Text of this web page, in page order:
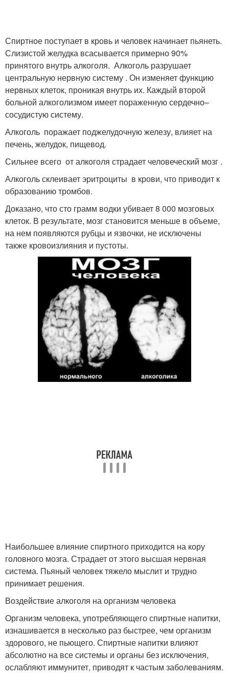
Спиртное поступает в кровь и человек начинает пьянеть.
Слизистой желудка всасывается примерно 90%
принятого внутрь алкоголя. Алкоголь разрушает
центральную нервную систему . Он изменяет функцию
нервных клеток, проникая внутрь их. Каждый второй
больной алкоголизмом имеет пораженную сердечно–
сосудистую систему.
Алкоголь поражает поджелудочную железу, влияет на
печень, желудок, пищевод.
Сильнее всего от алкоголя страдает человеческий мозг .
Алкоголь склеивает эритроциты в крови, что приводит к
образованию тромбов.
Доказано, что сто грамм водки убивает 8 000 мозговых
клеток. В результате, мозг становится меньше в объеме,
на нем появляются рубцы и язвочки, не исключены
также кровоизлияния и пустоты.
Наибольшее влияние спиртного приходится на кору
головного мозга. Страдает от этого высшая нервная
система. Пьяный человек тяжело мыслит и трудно
принимает решения.
Воздействие алкоголя на организм человека
Организм человека, употребляющего спиртные напитки,
изнашивается в несколько раз быстрее, чем организм
здорового, не пьющего. Спиртные напитки влияют
абсолютно на все системы и органы без исключения,
ослабляют иммунитет, приводят к частым заболеваниям.